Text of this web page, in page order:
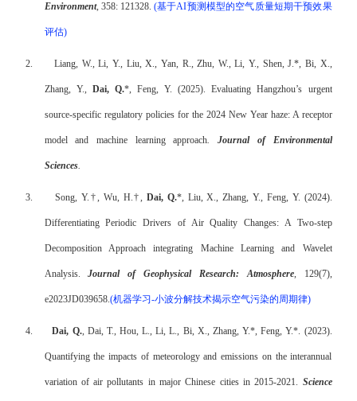
Environment, 358: 121328. (基于AI预测模型的空气质量短期干预效果
评估)
2. Liang, W., Li, Y., Liu, X., Yan, R., Zhu, W., Li, Y., Shen, J.*, Bi, X.,
Zhang, Y., Dai, Q.*, Feng, Y. (2025). Evaluating Hangzhou’s urgent
source-specific regulatory policies for the 2024 New Year haze: A receptor
model and machine learning approach. Journal of Environmental
Sciences.
3. Song, Y. †, Wu, H.†, Dai, Q.*, Liu, X., Zhang, Y., Feng, Y. (2024).
Differentiating Periodic Drivers of Air Quality Changes: A Two-step
Decomposition Approach integrating Machine Learning and Wavelet
Analysis.Journal of Geophysical Research: Atmosphere, 129(7),
e2023JD039658.(机器学习 -小波分解技术揭示空气污染的周期律)
4. Dai, Q., Dai, T., Hou, L., Li, L., Bi, X., Zhang, Y.*, Feng, Y.*. (2023).
Quantifying the impacts of meteorology and emissions on the interannual
variation of air pollutants in major Chinese cities in 2015-2021. Science